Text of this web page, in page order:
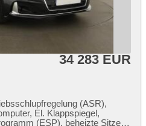
34 283 EUR
(ASR),
El. Klappspiegel,
(ESP), beheizte Sitze,